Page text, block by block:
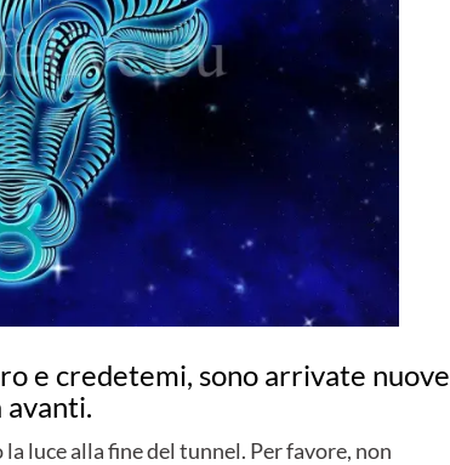
e credetemi, sono arrivate nuove
luce alla fine del tunnel. Per favore, non